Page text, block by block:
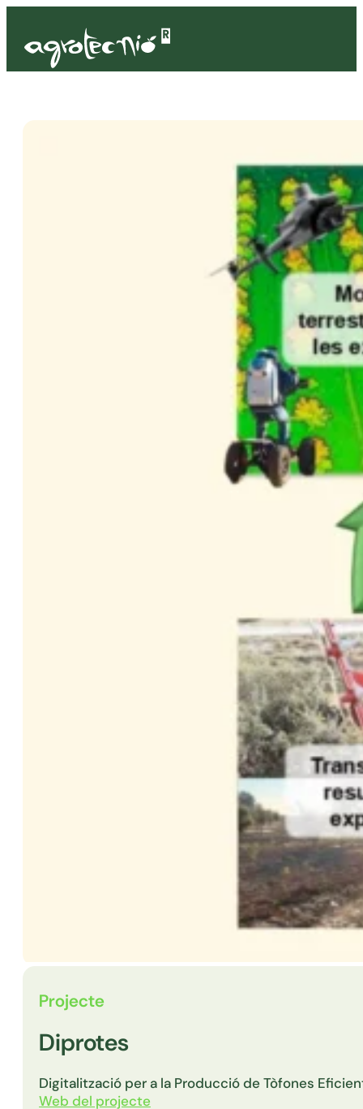
Projecte
Diprotes
Digitalització per a la Producció de Tòfones
Web del projecte